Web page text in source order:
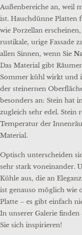
Außenbereiche an, weil
ist. Hauchdünne Platten
wie Porzellan
rustikale, urige Fassade
allen Sinnen, wenn Sie
Das Material gibt
Sommer kühl wirkt und
der steinernen
besonders an: Stein hat
zugleich sehr edel.
Temperatur der
Material.
Optisch unterscheiden
sehr stark voneinander.
Kühle aus, die an
ist genauso möglich wie
Platte – es gibt einfach
In unserer Galerie finden
Sie sich inspirieren!